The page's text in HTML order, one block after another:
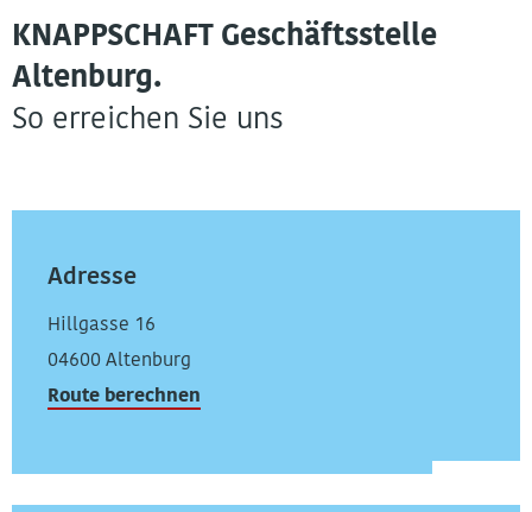
KNAPPSCHAFT Ge­schäfts­stel­le
Altenburg.
So erreichen Sie uns
Adresse
Hillgasse 16
04600 Altenburg
Route berechnen